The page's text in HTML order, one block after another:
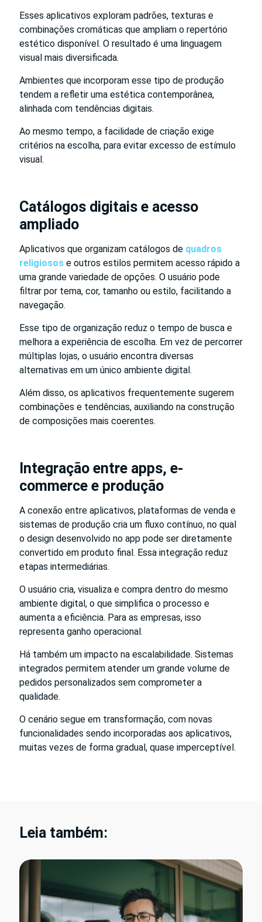
Esses aplicativos exploram padrões, texturas e
combinações cromáticas que ampliam o repertório
estético disponível. O resultado é uma linguagem
visual mais diversificada.
Ambientes que incorporam esse tipo de produção
tendem a refletir uma estética contemporânea,
alinhada com tendências digitais.
Ao mesmo tempo, a facilidade de criação exige
critérios na escolha, para evitar excesso de estímulo
visual.
Catálogos digitais e acesso
ampliado
Aplicativos que organizam catálogos de quadros
religiosos e outros estilos permitem acesso rápido a
uma grande variedade de opções. O usuário pode
filtrar por tema, cor, tamanho ou estilo, facilitando a
navegação.
Esse tipo de organização reduz o tempo de busca e
melhora a experiência de escolha. Em vez de percorrer
múltiplas lojas, o usuário encontra diversas
alternativas em um único ambiente digital.
Além disso, os aplicativos frequentemente sugerem
combinações e tendências, auxiliando na construção
de composições mais coerentes.
Integração entre apps, e-
commerce e produção
A conexão entre aplicativos, plataformas de venda e
sistemas de produção cria um fluxo contínuo, no qual
o design desenvolvido no app pode ser diretamente
convertido em produto final. Essa integração reduz
etapas intermediárias.
O usuário cria, visualiza e compra dentro do mesmo
ambiente digital, o que simplifica o processo e
aumenta a eficiência. Para as empresas, isso
representa ganho operacional.
Há também um impacto na escalabilidade. Sistemas
integrados permitem atender um grande volume de
pedidos personalizados sem comprometer a
qualidade.
O cenário segue em transformação, com novas
funcionalidades sendo incorporadas aos aplicativos,
muitas vezes de forma gradual, quase imperceptível.
Leia também: